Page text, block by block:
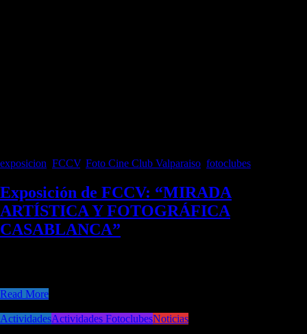
exposicion FCCV, Foto Cine Club Valparaiso fotoclubes
Exposición de FCCV: “MIRADA
ARTÍSTICA Y FOTOGRÁFICA
CASABLANCA”
Read More
ActividadesActividades FotoclubesNoticias